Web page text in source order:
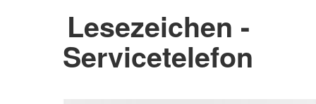
Lesezeichen -
Servicetelefon